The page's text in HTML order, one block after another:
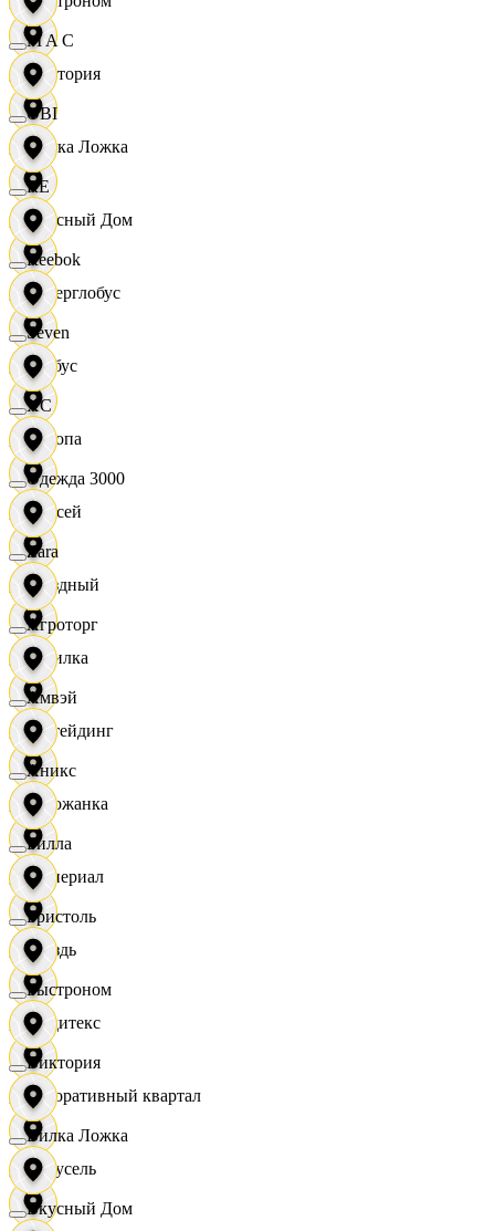
Виктория
Вилка Ложка
Вкусный Дом
Гиперглобус
Глобус
Европа
Елисей
Звездный
Горилка
Ижтейдинг
Горожанка
Империал
Гроздь
Индитекс
Декоративный квартал
Карусель
M A C
OBI
RE
Reebok
Seven
XC
Одежда 3000
Zara
Агроторг
Амвэй
Аникс
Билла
Бристоль
Быстроном
Виктория
Вилка Ложка
Вкусный Дом